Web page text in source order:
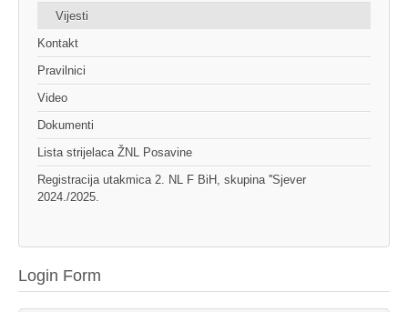
Vijesti
Kontakt
Pravilnici
Video
Dokumenti
Lista strijelaca ŽNL Posavine
Registracija utakmica 2. NL F BiH, skupina ''Sjever
2024./2025.
Login Form